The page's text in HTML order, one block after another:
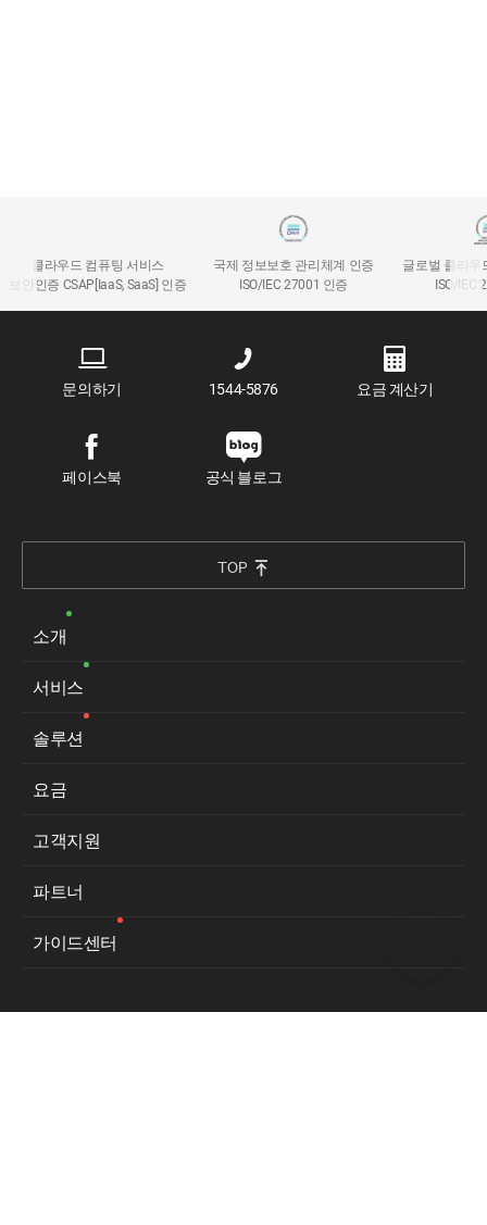
클라우드 컴퓨팅 서비스
보안인증 CSAP[IaaS, SaaS] 인증
국제 정보보호 관리체계 인증
ISO/IEC 27001 인증
글로벌 클라우
ISO/IEC
문의하기 1544-5876 요금 계산기
페이스북 공식 블로그
TOP
소개
서비스
솔루션
요금
고객지원
파트너
가이드센터